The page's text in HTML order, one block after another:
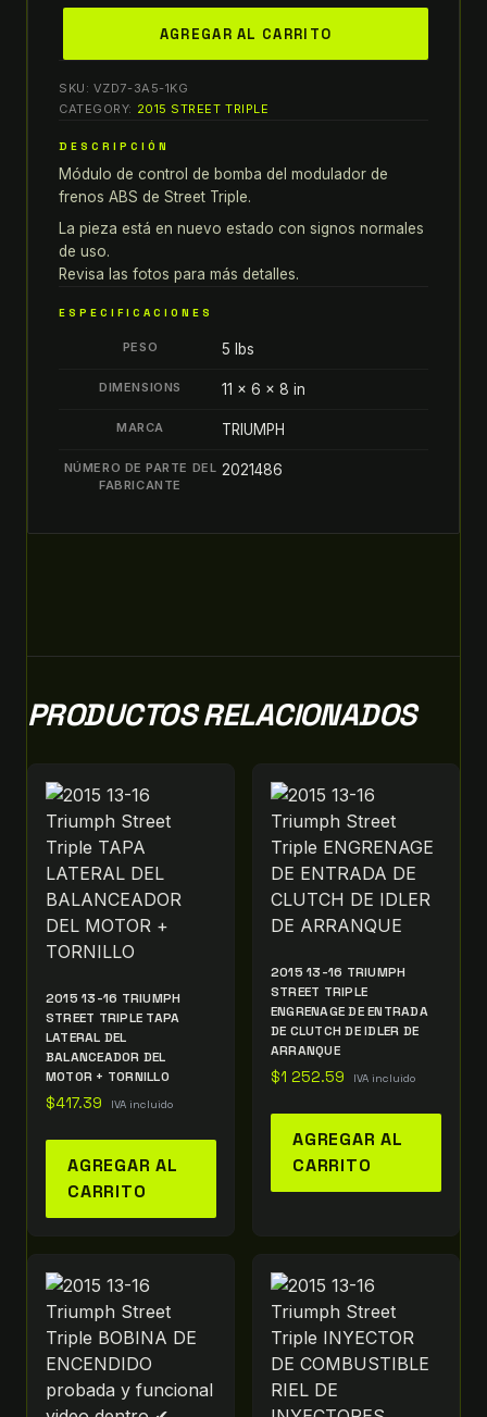
Triumph
Triple
ABS
MÓDULO
DE
CONTROL
DE
BOMBA
quantity
AGREGAR AL CARRITO
SKU: VZD7-3A5-1KG
CATEGORY: 2015 STREET TRIPLE
DESCRIPCIÓN
Módulo de control de bomba del modulador de
frenos ABS de Street Triple.
La pieza está en nuevo estado con signos normales
de uso.
Revisa las fotos para más detalles.
ESPECIFICACIONES
PESO 5 lbs
DIMENSIONS 11 × 6 × 8 in
MARCA TRIUMPH
NÚMERO DE PARTE DEL
FABRICANTE
2021486
PRODUCTOS RELACIONADOS
2015 13-16 TRIUMPH
STREET TRIPLE TAPA
LATERAL DEL
BALANCEADOR DEL
MOTOR + TORNILLO
$417.39 IVA incluido
AGREGAR AL
CARRITO
2015 13-16 TRIUMPH
STREET TRIPLE
ENGRENAGE DE ENTRADA
DE CLUTCH DE IDLER DE
ARRANQUE
$1 252.59 IVA incluido
AGREGAR AL
CARRITO